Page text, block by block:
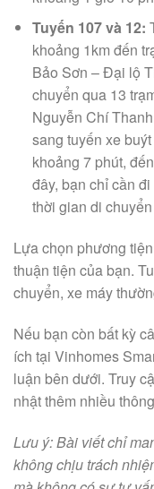
Tuyến 107 và 12:
khoảng 1km đến
Bảo Sơn – Đại lộ
chuyển qua 13
Nguyễn Chí
sang tuyến xe
khoảng 7 phút,
đây, bạn chỉ cần
thời gian di
Lựa chọn phương
thuận tiện của bạn.
chuyển, xe máy
Nếu bạn còn bất kỳ
ích tại Vinhomes
luận bên dưới. Truy
nhật thêm nhiều
Lưu ý: Bài viết chỉ
không chịu trách